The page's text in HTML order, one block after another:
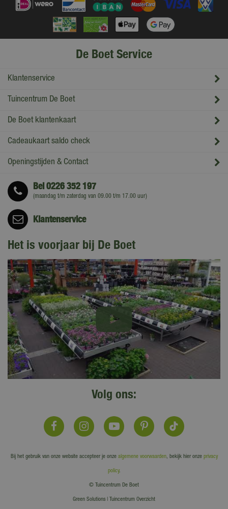
De Boet Service
Klantenservice
Tuincentrum De Boet
De Boet klantenkaart
Cadeaukaart saldo check
Openingstijden & Contact
Bel0226 352 197
(maandag t/m zaterdag van 09.00 t/m 17.00 uur)
Klantenservice
Het is voorjaar bij De Boet
Volg ons:
Bij het gebruik van onze website accepteer je onze algemene voorwaarden, bekijk hier onze privacy
policy.
© Tuincentrum De Boet
Green Solutions Tuincentrum Overzicht